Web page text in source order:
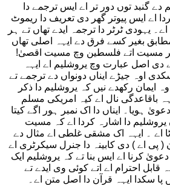
دے گنبد توں دور تر اے ایس ترجمے دا
اے ایس پیوتر گھر دی تعریف دا ریموٹ
یہودی ٹرٹر دا ترجمہ ایدے تھاں تے ہر
بغیر کسے فرق دے ایہہ اصلی تھاں
مسیت اتے فلسطین وچ مسیت اقصیٰ!
اصل عبارت وچ یروشلیم اے ایہہ
اوہ جیڑے ایناں دونواں دے ترجمے تے
ایمان رکھدے نیں کہ یروشلیم دا ذکر
باقاعدگی نال اے کیہ امریکی مسلم
وچ کوئی دعویٰ ہویا۔ ایناں دا اک نمبر ہور اگے کیتا
یروشلیم دا اشارہ کردا اے کہ مسیت
اے ۔ ایہہ اک مشقی غلطی اے مثال دے
( پی اے ) دی کابینہ دا جنرل سیکرٹری اے
کرنا اے ایس بنا تے کہ یروشلیم ایک
قابل احترام اے اتے کوئی وی ایدے تے
سکدا ایہہ قرآن دا اصل متن اے۔